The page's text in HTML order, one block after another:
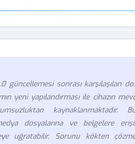
güncellemesi sonrası karşılaşılan
yeni yapılandırması ile cihazın
kaynaklanmaktadır.
dosyalarına ve belgelere
uğratabilir. Sorunu kökten